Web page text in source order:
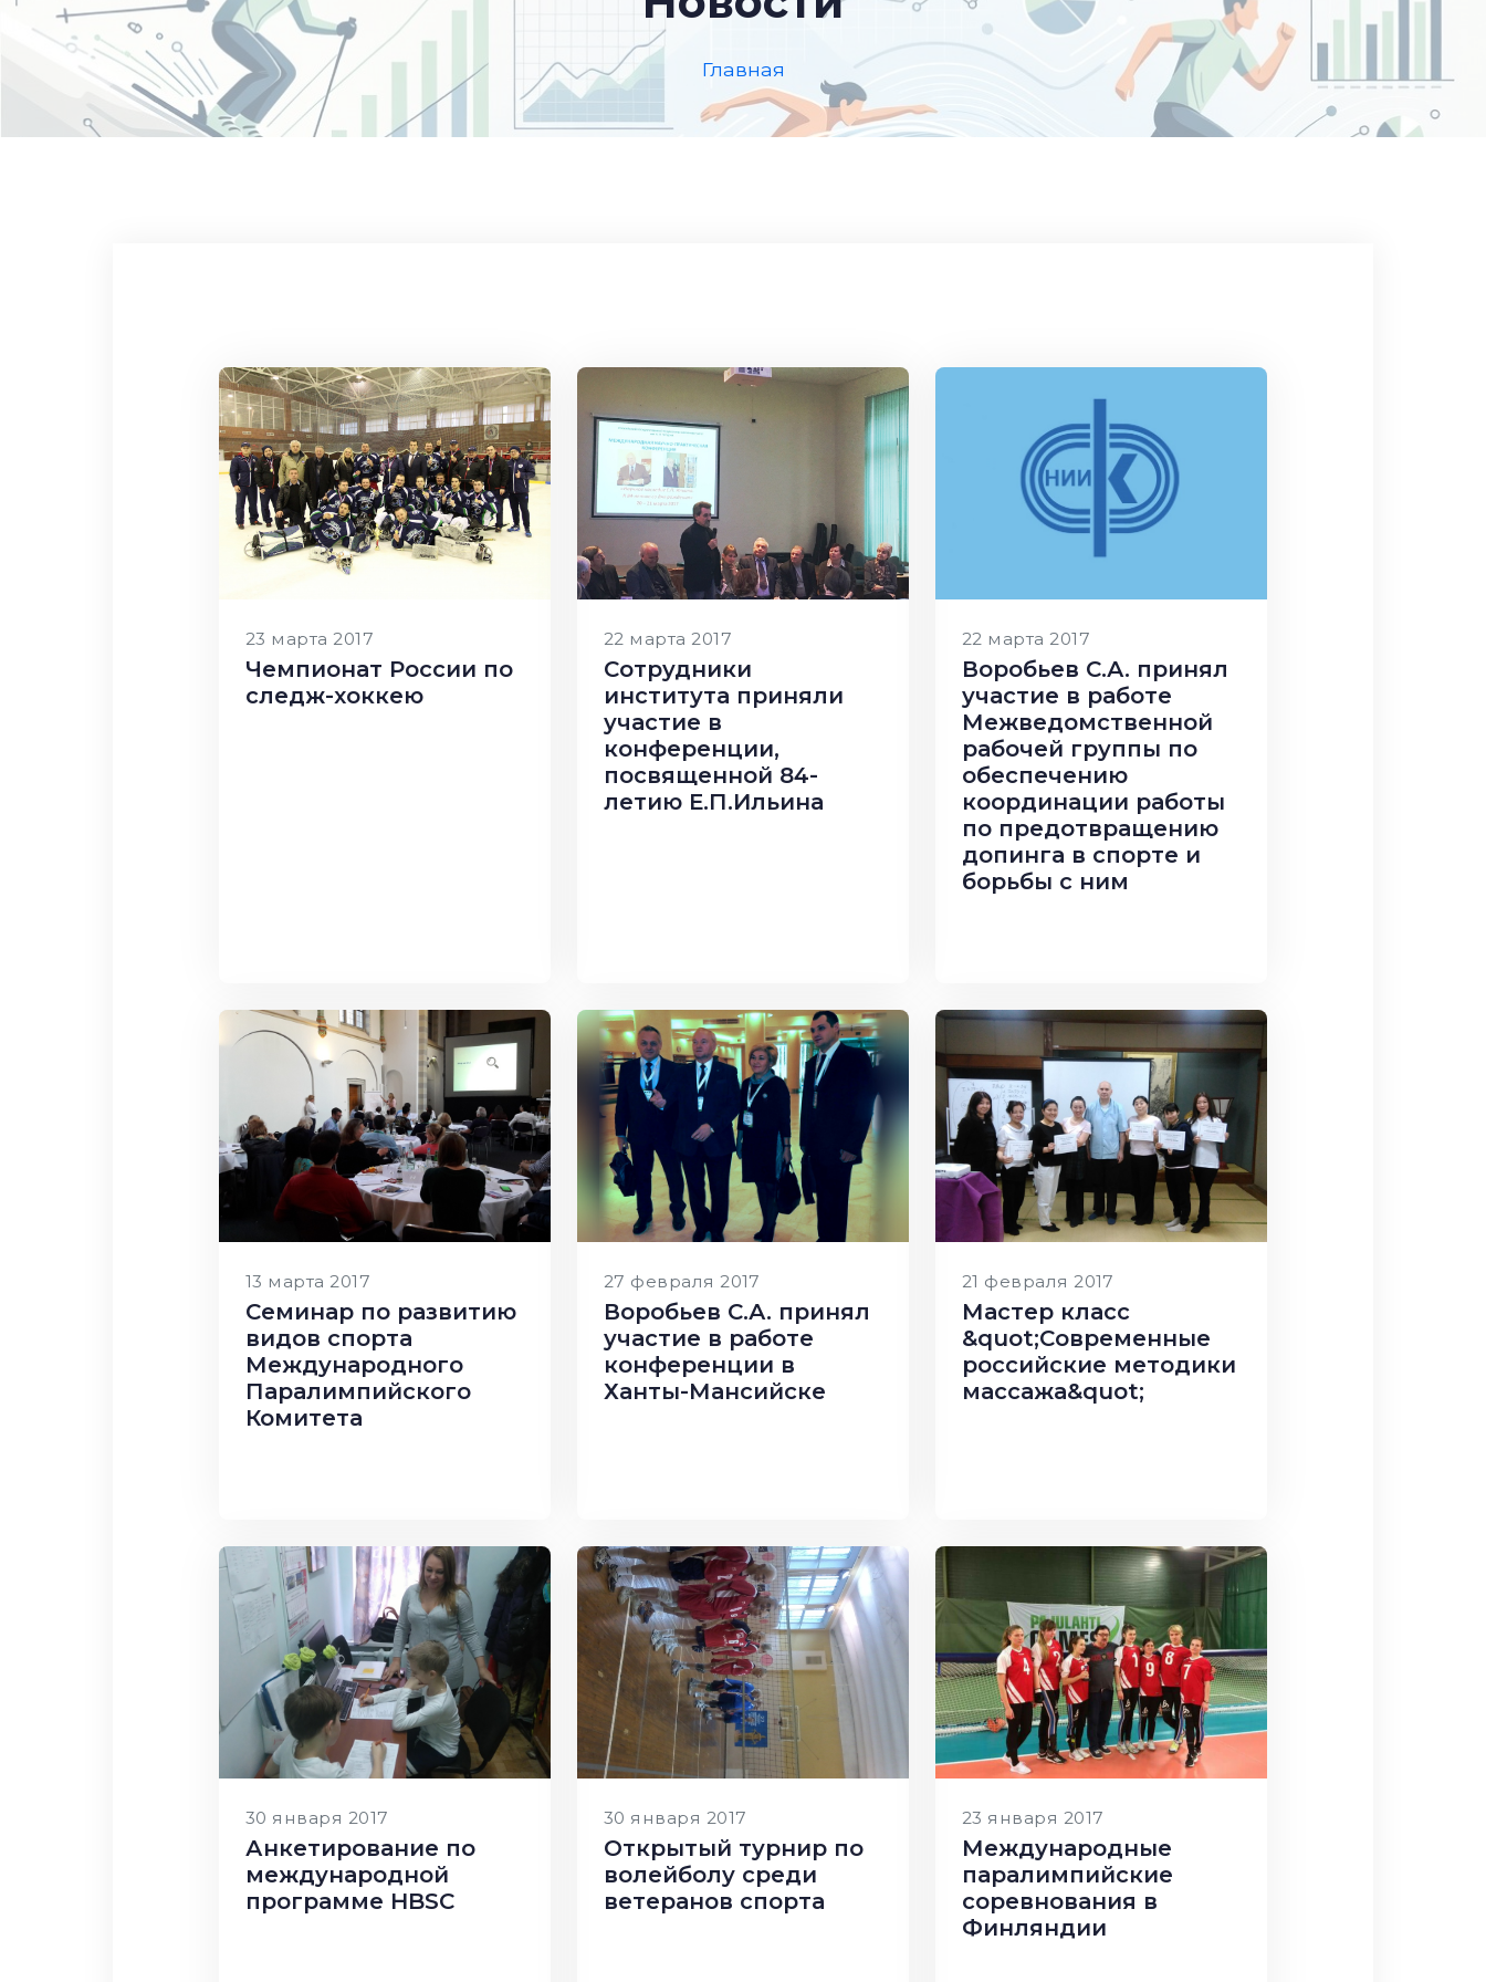
Главная
23 марта 2017
Чемпионат России по
следж-хоккею
22 марта 2017
Сотрудники
института приняли
участие в
конференции,
посвященной 84-
летию Е.П.Ильина
22 марта 2017
Воробьев С.А. принял
участие в работе
Межведомственной
рабочей группы по
обеспечению
координации работы
по предотвращению
допинга в спорте и
борьбы с ним
13 марта 2017
Семинар по развитию
видов спорта
Международного
Паралимпийского
Комитета
27 февраля 2017
Воробьев С.А. принял
участие в работе
конференции в
Ханты-Мансийске
21 февраля 2017
Мастер класс
&quot;Современные
российские методики
массажа&quot;
30 января 2017
Анкетирование по
международной
программе HBSC
30 января 2017
Открытый турнир по
волейболу среди
ветеранов спорта
23 января 2017
Международные
паралимпийские
соревнования в
Финляндии